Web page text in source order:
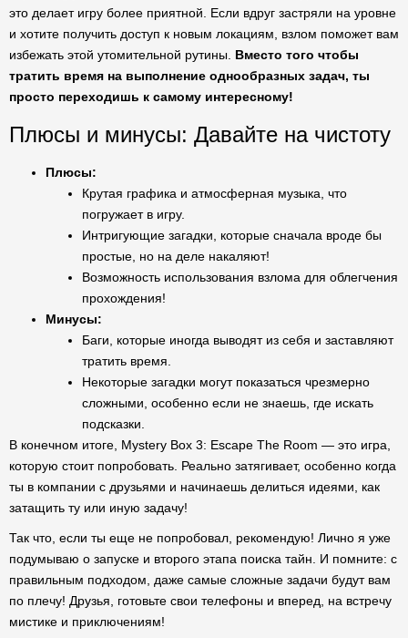
это делает игру более приятной. Если вдруг застряли на уровне
и хотите получить доступ к новым локациям, взлом поможет вам
избежать этой утомительной рутины. Вместо того чтобы
тратить время на выполнение однообразных задач, ты
просто переходишь к самому интересному!
Плюсы и минусы: Давайте на чистоту
Плюсы:
Крутая графика и атмосферная музыка, что
погружает в игру.
Интригующие загадки, которые сначала вроде бы
простые, но на деле накаляют!
Возможность использования взлома для облегчения
прохождения!
Минусы:
Баги, которые иногда выводят из себя и заставляют
тратить время.
Некоторые загадки могут показаться чрезмерно
сложными, особенно если не знаешь, где искать
подсказки.
В конечном итоге, Mystery Box 3: Escape The Room — это игра,
которую стоит попробовать. Реально затягивает, особенно когда
ты в компании с друзьями и начинаешь делиться идеями, как
затащить ту или иную задачу!
Так что, если ты еще не попробовал, рекомендую! Лично я уже
подумываю о запуске и второго этапа поиска тайн. И помните: с
правильным подходом, даже самые сложные задачи будут вам
по плечу! Друзья, готовьте свои телефоны и вперед, на встречу
мистике и приключениям!